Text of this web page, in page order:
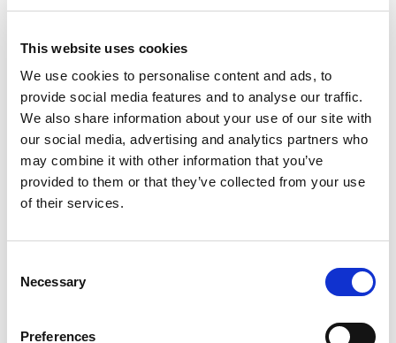
This website uses cookies
We use cookies to personalise content and ads, to
provide social media features and to analyse our traffic.
We also share information about your use of our site with
our social media, advertising and analytics partners who
may combine it with other information that you’ve
provided to them or that they’ve collected from your use
of their services.
Selection
Necessary
Preferences
Doelen stellen met leerlingen doe je zo!
dit schooljaar bereiken? En hoe zorgen ze
om samen met je leerlingen vooruit te kijken en